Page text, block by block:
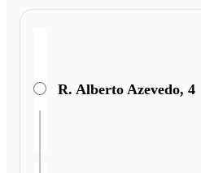
R. Alberto Azevedo, 4